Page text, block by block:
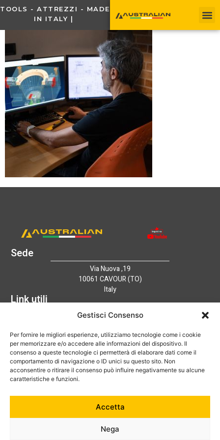
Gestisci Consenso
Per fornire le migliori esperienze, utilizziamo tecnologie come i cookie
per memorizzare e/o accedere alle informazioni del dispositivo. Il
consenso a queste tecnologie ci permetterà di elaborare dati come il
comportamento di navigazione o ID unici su questo sito. Non
acconsentire o ritirare il consenso può influire negativamente su alcune
caratteristiche e funzioni.
Accetta
Nega
TOOLS - ATTREZZI - MADE
IN ITALY |
Sede
Via Nuova ,19
10061 CAVOUR (TO)
Italy
Link utili
Home
Catalogo
Tecnologia
News
Contatti
Hai bisogno di aiuto?
+39 0121 600752
info@australian-srl.com